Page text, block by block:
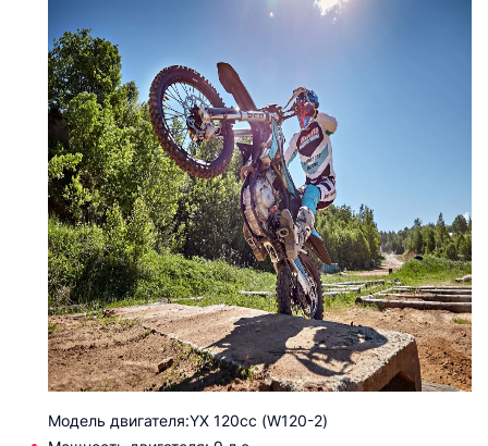
Модель двигателя:YX 120сс (W120-2)